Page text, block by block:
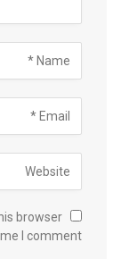
browser
I comment.